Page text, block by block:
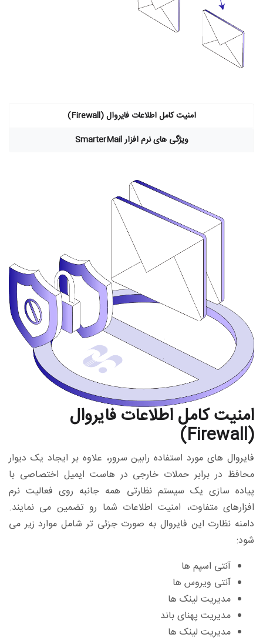
امنیت کامل اطلاعات فایروال (Firewall)
ویژگی های نرم افزار SmarterMail
امنیت کامل اطلاعات فایروال
(Firewall)
فایروال های مورد استفاده رابین سرور، علاوه بر ایجاد یک دیوار
محافظ در برابر حملات خارجی در هاست ایمیل اختصاصی با
پیاده سازی یک سیستم نظارتی همه جانبه روی فعالیت نرم
افزارهای متفاوت، امنیت اطلاعات شما رو تضمین می نمایند.
دامنه نظارت این فایروال به صورت جزئی تر شامل موارد زیر می
شود:
آنتی اسپم ها
آنتی ویروس ها
مدیریت لینک ها
مدیریت پهنای باند
مدیریت لینک ها